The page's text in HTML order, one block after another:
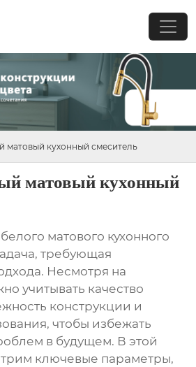
матовый кухонный смеситель
матовый кухонный
матового кухонного
требующая
Несмотря на
учитывать качество
конструкции и
чтобы избежать
в будущем. В этой
ключевые параметры,